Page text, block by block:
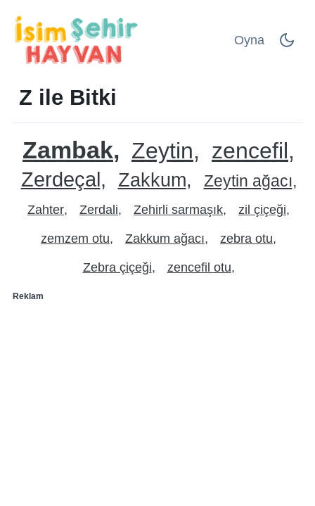
Oyna
Z ile Bitki
Zambak Zeytin zencefil
Zerdeçal Zakkum Zeytin ağacı
Zahter Zerdali Zehirli sarmaşık zil çiçeği
zemzem otu Zakkum ağacı zebra otu
Zebra çiçeği zencefil otu
Reklam